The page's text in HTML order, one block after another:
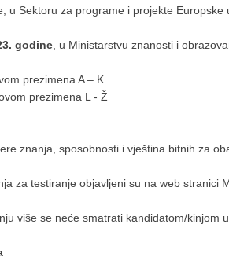
u Sektoru za programe i projekte Europske
godine , u Ministarstvu znanosti i
prezimena A – K
prezimena L - Ž
znanja, sposobnosti i vještina bitnih za
za testiranje objavljeni su na web stranici
više se neće smatrati kandidatom/kinjom u